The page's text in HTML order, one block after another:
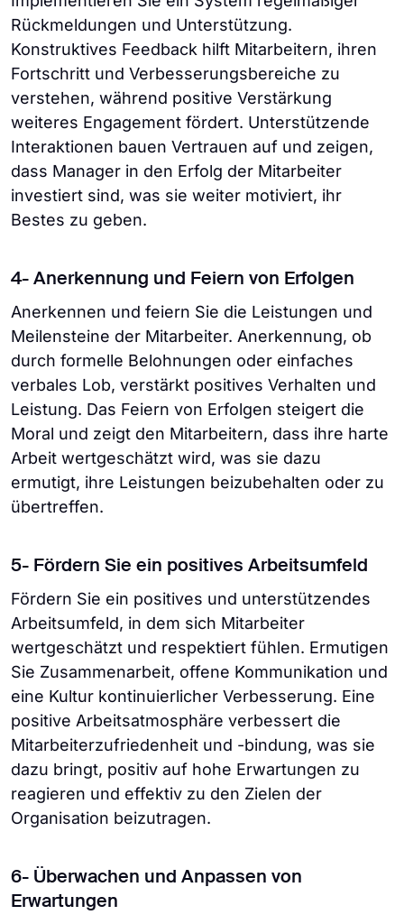
Rückmeldungen und Unterstützung.
Konstruktives Feedback hilft Mitarbeitern, ihren
Fortschritt und Verbesserungsbereiche zu
verstehen, während positive Verstärkung
weiteres Engagement fördert. Unterstützende
Interaktionen bauen Vertrauen auf und zeigen,
dass Manager in den Erfolg der Mitarbeiter
investiert sind, was sie weiter motiviert, ihr
Bestes zu geben.
4- Anerkennung und Feiern von Erfolgen
Anerkennen und feiern Sie die Leistungen und
Meilensteine der Mitarbeiter. Anerkennung, ob
durch formelle Belohnungen oder einfaches
verbales Lob, verstärkt positives Verhalten und
Leistung. Das Feiern von Erfolgen steigert die
Moral und zeigt den Mitarbeitern, dass ihre harte
Arbeit wertgeschätzt wird, was sie dazu
ermutigt, ihre Leistungen beizubehalten oder zu
übertreffen.
5- Fördern Sie ein positives Arbeitsumfeld
Fördern Sie ein positives und unterstützendes
Arbeitsumfeld, in dem sich Mitarbeiter
wertgeschätzt und respektiert fühlen. Ermutigen
Sie Zusammenarbeit, offene Kommunikation und
eine Kultur kontinuierlicher Verbesserung. Eine
positive Arbeitsatmosphäre verbessert die
Mitarbeiterzufriedenheit und -bindung, was sie
dazu bringt, positiv auf hohe Erwartungen zu
reagieren und effektiv zu den Zielen der
Organisation beizutragen.
6- Überwachen und Anpassen von
Erwartungen